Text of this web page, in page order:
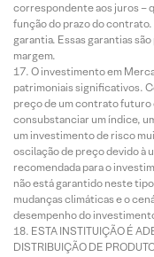
correspondente aos juros –
função do prazo do
garantia. Essas garantias
margem.
O investimento em
patrimoniais significativos.
preço de um contrato
consubstanciar um índice,
um investimento de risco
oscilação de preço devido à
recomendada para o
não está garantido neste
mudanças climáticas e o
desempenho do
ESTA INSTITUIÇÃO É
DISTRIBUIÇÃO DE